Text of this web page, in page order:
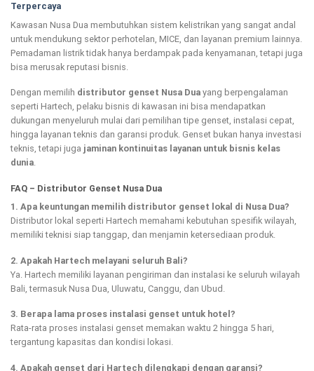
Terpercaya
Kawasan Nusa Dua membutuhkan sistem kelistrikan yang sangat andal
untuk mendukung sektor perhotelan, MICE, dan layanan premium lainnya.
Pemadaman listrik tidak hanya berdampak pada kenyamanan, tetapi juga
bisa merusak reputasi bisnis.
Dengan memilih distributor genset Nusa Dua yang berpengalaman
seperti Hartech, pelaku bisnis di kawasan ini bisa mendapatkan
dukungan menyeluruh mulai dari pemilihan tipe genset, instalasi cepat,
hingga layanan teknis dan garansi produk. Genset bukan hanya investasi
teknis, tetapi juga jaminan kontinuitas layanan untuk bisnis kelas
dunia.
FAQ – Distributor Genset Nusa Dua
1. Apa keuntungan memilih distributor genset lokal di Nusa Dua?
Distributor lokal seperti Hartech memahami kebutuhan spesifik wilayah,
memiliki teknisi siap tanggap, dan menjamin ketersediaan produk.
2. Apakah Hartech melayani seluruh Bali?
Ya. Hartech memiliki layanan pengiriman dan instalasi ke seluruh wilayah
Bali, termasuk Nusa Dua, Uluwatu, Canggu, dan Ubud.
3. Berapa lama proses instalasi genset untuk hotel?
Rata-rata proses instalasi genset memakan waktu 2 hingga 5 hari,
tergantung kapasitas dan kondisi lokasi.
4. Apakah genset dari Hartech dilengkapi dengan garansi?